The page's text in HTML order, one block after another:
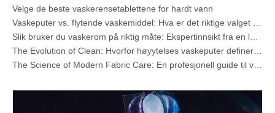
Velge de beste vaskerensetablettene for hardt vann
Produsentveiledning for OEM-vaskeputer: Hvordan vi konstruerer sikrere, høyytelses vaskemiddelputer for globale merker
Den ultimate guiden for effektiv bruk av vaskerom: Innsikt fra en ledende OEM-produsent